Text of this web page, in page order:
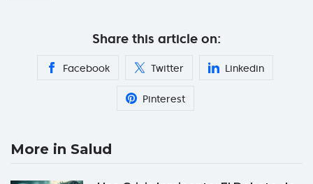
Share this article on:
Facebook Twitter Linkedin
Pinterest
More in Salud